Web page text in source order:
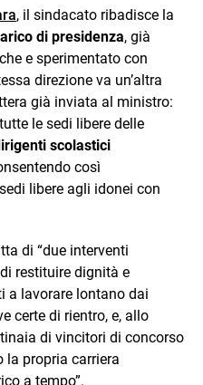
, il sindacato ribadisce la
di presidenza, già
e sperimentato con
direzione va un’altra
già inviata al ministro:
le sedi libere delle
scolastici
così
libere agli idonei con
di “due interventi
restituire dignità e
a lavorare lontano dai
certe di rientro, e, allo
di vincitori di concorso
la propria carriera
a tempo”.